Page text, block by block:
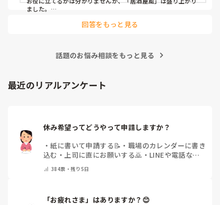
きたなと感じており、新しく喜ばれるようなアイデアを探し
イベントをしている」「年〇回、こんな大型行事がある」
と嬉しいです。
ました。
回答をもっと見る
話題のお悩み相談をもっと見る
最近のリアルアンケート
休み希望ってどうやって申請しますか？
・紙に書いて申請する📝 ・ 職場のカレンダーに書き
込む ・ 上司に直にお願いする🙇 ・ LINEや電話など
384票・残り5日
「お疲れさま」はありますか？😊